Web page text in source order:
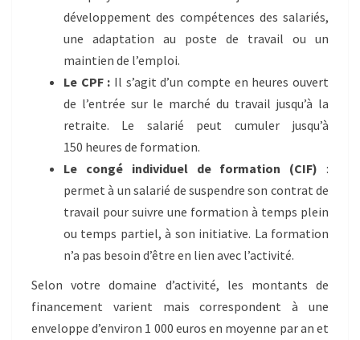
développement des compétences des salariés,
une adaptation au poste de travail ou un
maintien de l’emploi.
Le CPF : Il s’agit d’un compte en heures ouvert
de l’entrée sur le marché du travail jusqu’à la
retraite. Le salarié peut cumuler jusqu’à
150 heures de formation.
Le congé individuel de formation (CIF) :
permet à un salarié de suspendre son contrat de
travail pour suivre une formation à temps plein
ou temps partiel, à son initiative. La formation
n’a pas besoin d’être en lien avec l’activité.
Selon votre domaine d’activité, les montants de
financement varient mais correspondent à une
enveloppe d’environ 1 000 euros en moyenne par an et